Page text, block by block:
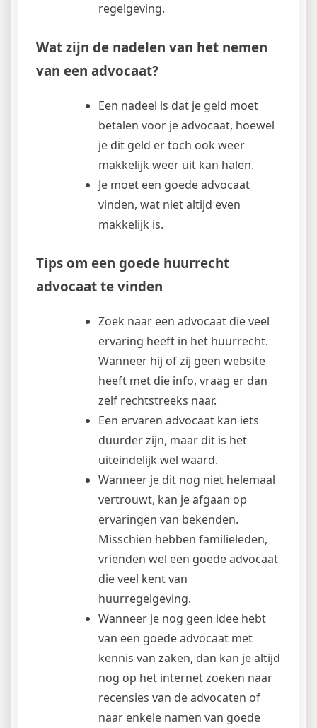
regelgeving.
Wat zijn de nadelen van het nemen
van een advocaat?
Een nadeel is dat je geld moet
betalen voor je advocaat, hoewel
je dit geld er toch ook weer
makkelijk weer uit kan halen.
Je moet een goede advocaat
vinden, wat niet altijd even
makkelijk is.
Tips om een goede huurrecht
advocaat te vinden
Zoek naar een advocaat die veel
ervaring heeft in het huurrecht.
Wanneer hij of zij geen website
heeft met die info, vraag er dan
zelf rechtstreeks naar.
Een ervaren advocaat kan iets
duurder zijn, maar dit is het
uiteindelijk wel waard.
Wanneer je dit nog niet helemaal
vertrouwt, kan je afgaan op
ervaringen van bekenden.
Misschien hebben familieleden,
vrienden wel een goede advocaat
die veel kent van
huurregelgeving.
Wanneer je nog geen idee hebt
van een goede advocaat met
kennis van zaken, dan kan je altijd
nog op het internet zoeken naar
recensies van de advocaten of
naar enkele namen van goede